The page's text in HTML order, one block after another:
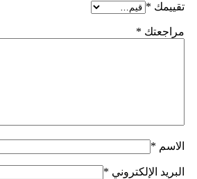
تقييمك *
مراجعتك *
الاسم *
البريد الإلكتروني *